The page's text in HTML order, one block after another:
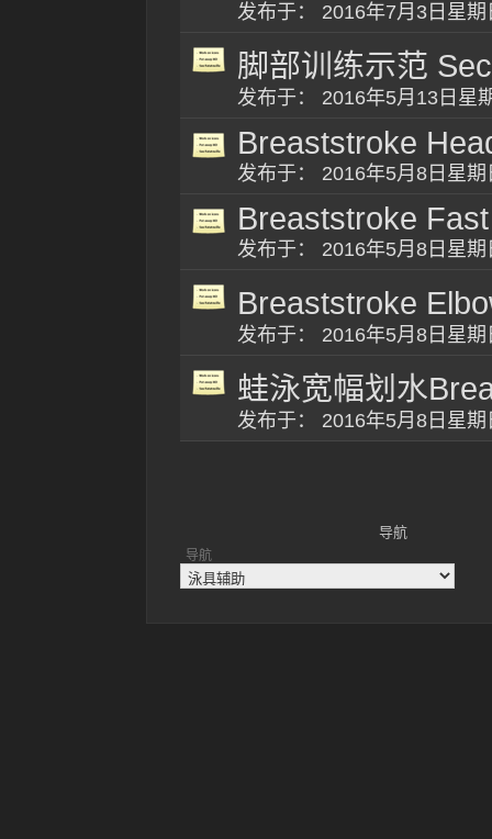
发布于： 2016年7月3日星
脚部训练示范
发布于： 2016年5月13日星
Breaststroke
发布于： 2016年5月8日星
Breaststroke
发布于： 2016年5月8日星
Breaststroke
发布于： 2016年5月8日星
蛙泳宽幅划水
发布于： 2016年5月8日星
导航
导航